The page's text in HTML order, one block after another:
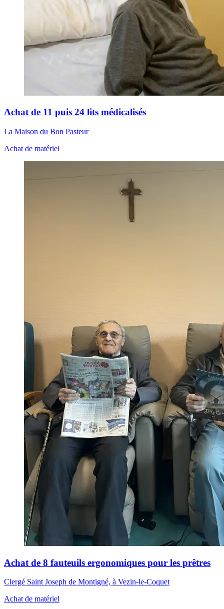
Achat de 11 puis 24 lits médicalisés
La Maison du Bon Pasteur
Achat de matériel
Achat de 8 fauteuils ergonomiques pour les prêtres
Clergé Saint Joseph de Montigné, à Vezin-le-Coquet
Achat de matériel